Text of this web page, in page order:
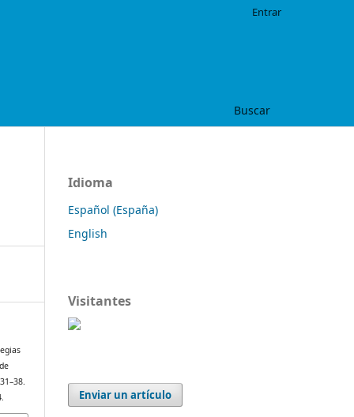
Buscar
Entrar
Idioma
Español (España)
English
Visitantes
Enviar un artículo